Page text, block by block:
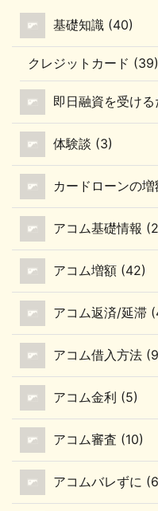
が行われているか確認す
る方法、引き落としが
きなかった時のペナルテ
ィについて、まとめて
ました。 出光カードま
どプラスの口座振替で
き落とし処理が行われて
いるか確認する方法 ここ
でのポイント 引き落とし
処理が行われる方法は3
つの方法がある ...
基礎知識 (40)
クレジットカード (39)
即日融資を受け
体験談 (3)
カードローンの
アコム基礎情報
アコム増額 (42)
アコム返済/延滞
アコム借入方法
アコム金利 (5)
アコム審査 (10)
アコムバレずに